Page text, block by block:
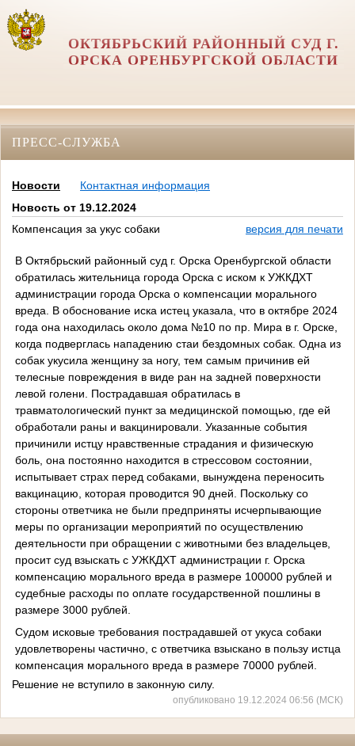
ОКТЯБРЬСКИЙ РАЙОННЫЙ СУД Г.
ОРСКА ОРЕНБУРГСКОЙ ОБЛАСТИ
ПРЕСС-СЛУЖБА
Новости
Контактная информация
Новость от 19.12.2024
Компенсация за укус собаки
версия для печати
В Октябрьский районный суд г. Орска Оренбургской области
обратилась жительница города Орска с иском к УЖКДХТ
администрации города Орска о компенсации морального
вреда. В обоснование иска истец указала, что в октябре 2024
года она находилась около дома №10 по пр. Мира в г. Орске,
когда подверглась нападению стаи бездомных собак. Одна из
собак укусила женщину за ногу, тем самым причинив ей
телесные повреждения в виде ран на задней поверхности
левой голени. Пострадавшая обратилась в
травматологический пункт за медицинской помощью, где ей
обработали раны и вакцинировали. Указанные события
причинили истцу нравственные страдания и физическую
боль, она постоянно находится в стрессовом состоянии,
испытывает страх перед собаками, вынуждена переносить
вакцинацию, которая проводится 90 дней. Поскольку со
стороны ответчика не были предприняты исчерпывающие
меры по организации мероприятий по осуществлению
деятельности при обращении с животными без владельцев,
просит суд взыскать с УЖКДХТ администрации г. Орска
компенсацию морального вреда в размере 100000 рублей и
судебные расходы по оплате государственной пошлины в
размере 3000 рублей.
Судом исковые требования пострадавшей от укуса собаки
удовлетворены частично, с ответчика взыскано в пользу истца
компенсация морального вреда в размере 70000 рублей.
Решение не вступило в законную силу.
опубликовано 19.12.2024 06:56 (МСК)